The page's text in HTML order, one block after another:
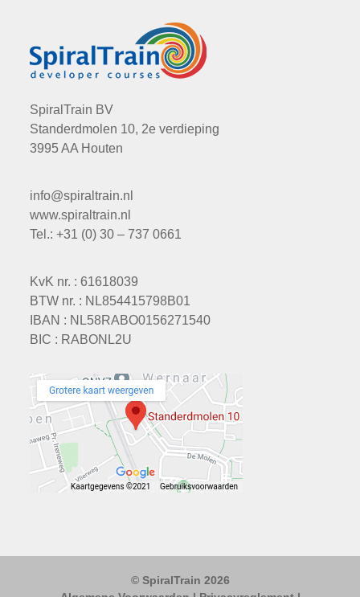
SpiralTrain BV
Standerdmolen 10, 2e verdieping
3995 AA Houten
info@spiraltrain.nl
www.spiraltrain.nl
Tel.: +31 (0) 30 – 737 0661
KvK nr. : 61618039
BTW nr. : NL854415798B01
IBAN : NL58RABO0156271540
BIC : RABONL2U
© SpiralTrain 2026